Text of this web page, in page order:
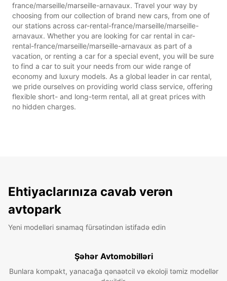
france/marseille/marseille-arnavaux. Travel your way by
choosing from our collection of brand new cars, from one of
our stations across car-rental-france/marseille/marseille-
arnavaux. Whether you are looking for car rental in car-
rental-france/marseille/marseille-arnavaux as part of a
vacation, or renting a car for a special event, you will be sure
to find a car to suit your needs from our wide range of
economy and luxury models. As a global leader in car rental,
we pride ourselves on providing world class service, offering
flexible short- and long-term rental, all at great prices with
no hidden charges.
Ehtiyaclarınıza cavab verən
avtopark
Yeni modelləri sınamaq fürsətindən istifadə edin
Şəhər Avtomobilləri
Bunlara kompakt, yanacağa qənaətcil və ekoloji təmiz modellər